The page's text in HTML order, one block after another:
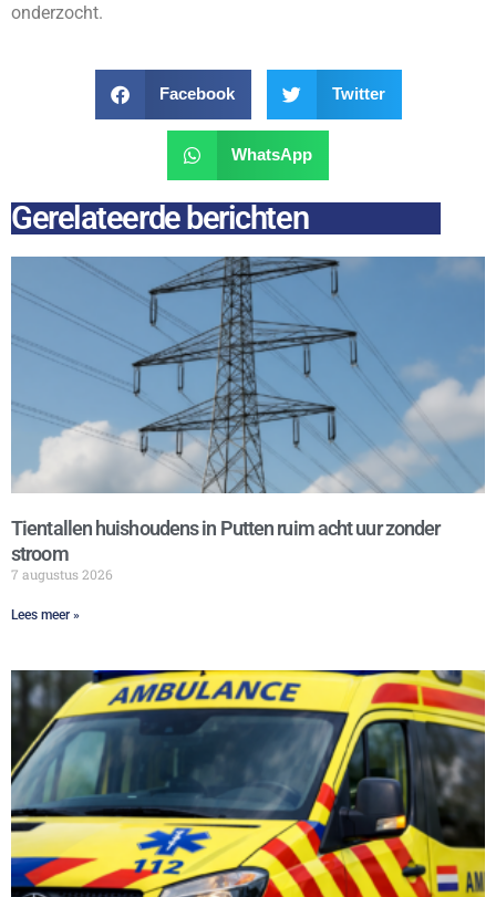
onderzocht.
Facebook Twitter
WhatsApp
Gerelateerde berichten
Tientallen huishoudens in Putten ruim acht uur zonder
stroom
7 augustus 2026
Lees meer »